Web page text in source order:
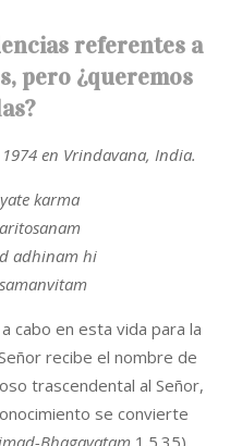
referentes a
pero ¿queremos
en Vrindavana, India.
karma
adhinam hi
cabo en esta vida para la
recibe el nombre de
trascendental al Señor,
se convierte
Bhagavatam 1.5.35)